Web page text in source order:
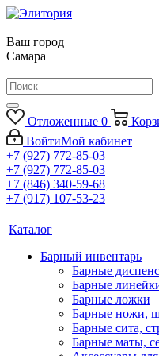
Ваш город
Самара
Отложенные 0
ВойтиМой кабинет
+7 (927) 772-85-03
+7 (927) 772-85-03
+7 (846) 340-59-68
+7 (917) 107-53-23
Каталог
Барный инвентарь
Барные
Барные
Барные ложки
Барные ножи,
Барные сита,
Барные маты,